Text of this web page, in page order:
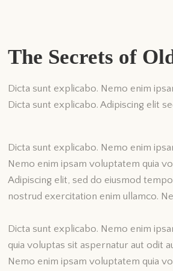
The Secrets of
Dicta sunt explicabo. Nemo enim
Dicta sunt explicabo. Adipiscing elit
Dicta sunt explicabo. Nemo enim
Nemo enim ipsam voluptatem quia
Adipiscing elit, sed do eiusmod
nostrud exercitation enim ullamco.
Dicta sunt explicabo. Nemo enim
quia voluptas sit aspernatur aut odit
Nemo enim ipsam voluptatem quia